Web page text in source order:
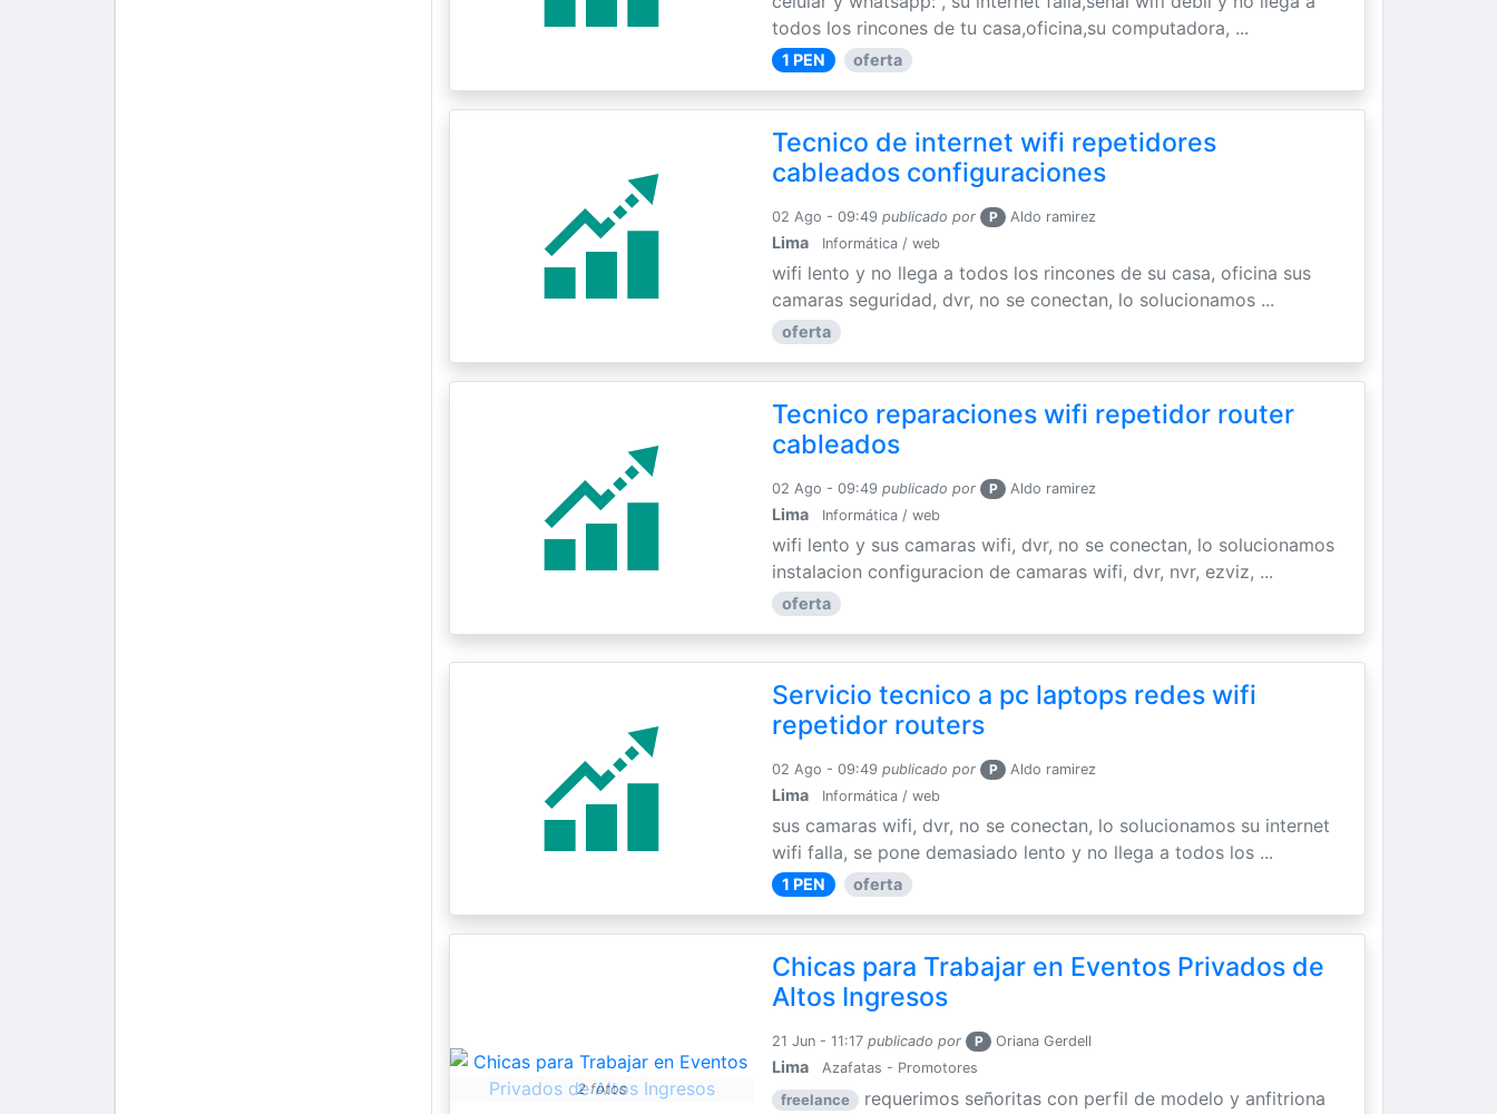
todos los rincones de tu casa,oficina,su computadora, ...
1 PEN oferta
Tecnico de internet wifi repetidores
cableados configuraciones
02 Ago - 09:49 publicado por P Aldo ramirez
Lima Informática / web
wifi lento y no llega a todos los rincones de su casa, oficina sus
camaras seguridad, dvr, no se conectan, lo solucionamos ...
oferta
Tecnico reparaciones wifi repetidor router
cableados
02 Ago - 09:49 publicado por P Aldo ramirez
Lima Informática / web
wifi lento y sus camaras wifi, dvr, no se conectan, lo solucionamos
instalacion configuracion de camaras wifi, dvr, nvr, ezviz, ...
oferta
Servicio tecnico a pc laptops redes wifi
repetidor routers
02 Ago - 09:49 publicado por P Aldo ramirez
Lima Informática / web
sus camaras wifi, dvr, no se conectan, lo solucionamos su internet
wifi falla, se pone demasiado lento y no llega a todos los ...
1 PEN oferta
2 fotos
Chicas para Trabajar en Eventos Privados de
Altos Ingresos
21 Jun - 11:17 publicado por P Oriana Gerdell
Lima Azafatas - Promotores
freelance
requerimos señoritas con perfil de modelo y anfitriona